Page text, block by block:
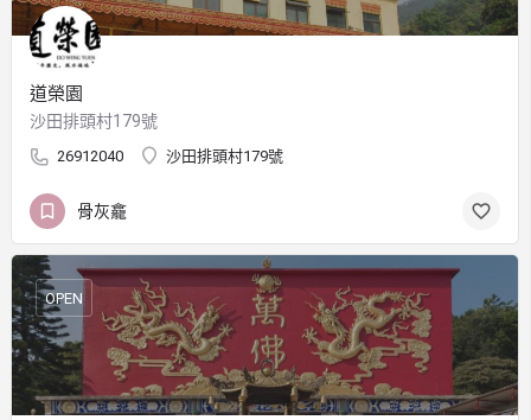
道榮園
沙田排頭村179號
26912040 沙田排頭村179號
骨灰龕
OPEN